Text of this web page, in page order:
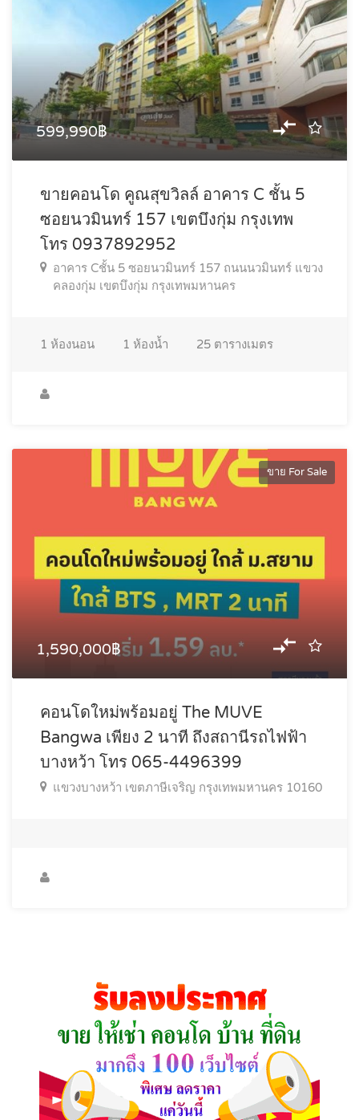
599,990฿
ขายคอนโด คูณสุขวิลล์ อาคาร C ชั้น 5
ซอยนวมินทร์ 157 เขตบึงกุ่ม กรุงเทพ
โทร 0937892952
อาคาร Cชั้น 5 ซอยนวมินทร์ 157 ถนนนวมินทร์ แขวง
คลองกุ่ม เขตบึงกุ่ม กรุงเทพมหานคร
1 ห้องนอน 1 ห้องน้ำ 25 ตารางเมตร
ขาย For Sale
1,590,000฿
คอนโดใหม่พร้อมอยู่ The MUVE
Bangwa เพียง 2 นาที ถึงสถานีรถไฟฟ้า
บางหว้า โทร 065-4496399
แขวงบางหว้า เขตภาษีเจริญ กรุงเทพมหานคร 10160